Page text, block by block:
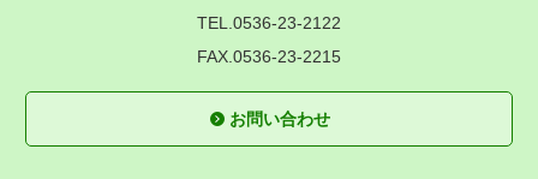
TEL.0536-23-2122
FAX.0536-23-2215
お問い合わせ